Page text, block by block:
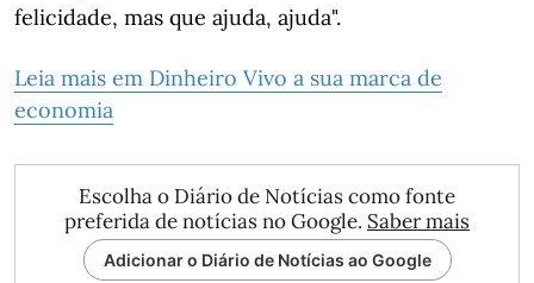
felicidade, mas que ajuda, ajuda".
Leia mais em Dinheiro Vivo a sua marca de
economia
Escolha o Diário de Notícias como fonte
preferida de notícias no Google. Saber mais
Adicionar o Diário de Notícias ao Google